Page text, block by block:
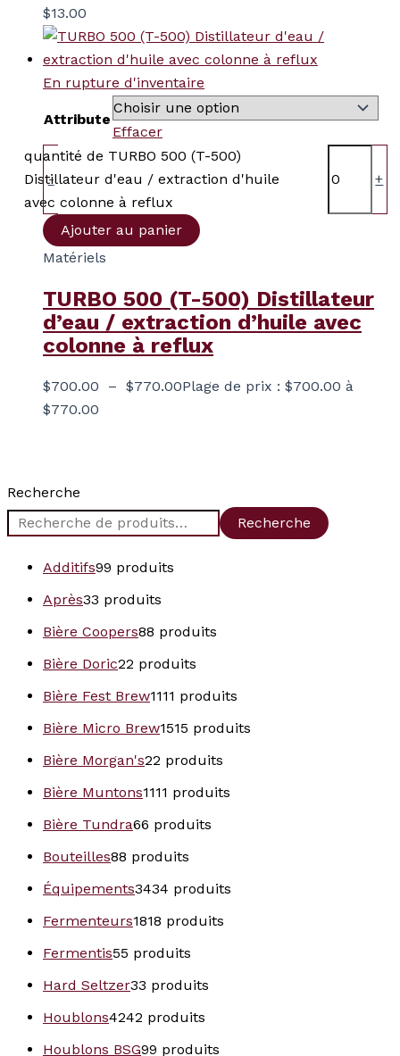
$13.00
En rupture d'inventaire
Attribute
Effacer
-
quantité de TURBO 500 (T-500)
Distillateur d'eau / extraction d'huile
avec colonne à reflux
+
Ajouter au panier
Matériels
TURBO 500 (T-500) Distillateur
d’eau / extraction d’huile avec
colonne à reflux
$700.00 – $770.00Plage de prix : $700.00 à
$770.00
Recherche
Recherche
Additifs99 produits
Après33 produits
Bière Coopers88 produits
Bière Doric22 produits
Bière Fest Brew1111 produits
Bière Micro Brew1515 produits
Bière Morgan's22 produits
Bière Muntons1111 produits
Bière Tundra66 produits
Bouteilles88 produits
Équipements3434 produits
Fermenteurs1818 produits
Fermentis55 produits
Hard Seltzer33 produits
Houblons4242 produits
Houblons BSG99 produits